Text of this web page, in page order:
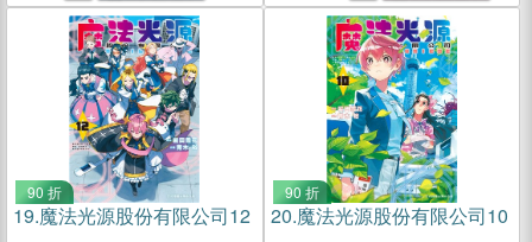
90 折
19.魔法光源股份有限公司12
90 折
20.魔法光源股份有限公司10